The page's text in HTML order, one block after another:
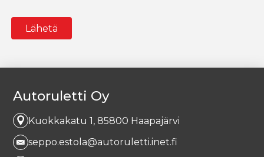
Vaihtoajoneuvon tiedot
Malli
Vuosimalli
t
n
ti
v
e
Autoruletti Oy
Kuokkakatu 1, 85800 Haapajärvi
seppo.estola@autoruletti.inet.fi